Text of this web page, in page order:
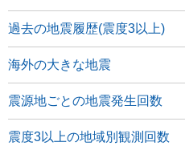
過去の地震履歴(震度3以上)
海外の大きな地震
震源地ごとの地震発生回数
震度3以上の地域別観測回数